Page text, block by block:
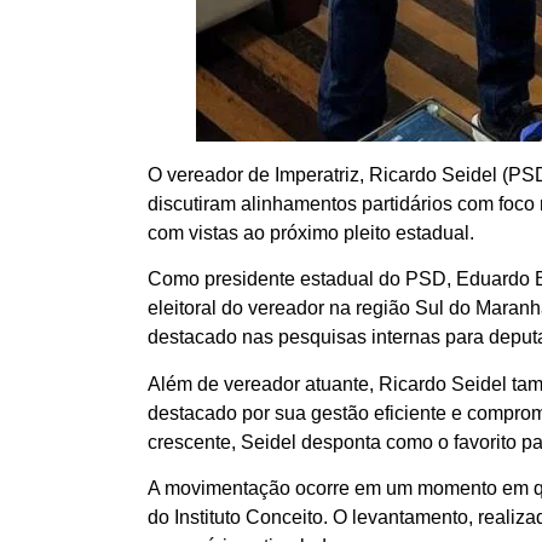
O vereador de Imperatriz, Ricardo Seidel
discutiram alinhamentos partidários com
com vistas ao próximo pleito estadual.
Como presidente estadual do PSD, Eduardo
eleitoral do vereador na região Sul do
destacado nas pesquisas internas para
Além de vereador atuante, Ricardo Seidel
destacado por sua gestão eficiente e
crescente, Seidel desponta como o favorito
A movimentação ocorre em um momento
do Instituto Conceito. O levantamento,